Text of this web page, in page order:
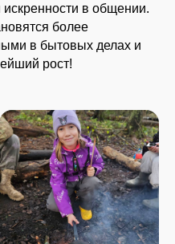
в общении.
более
в бытовых делах и
рост!